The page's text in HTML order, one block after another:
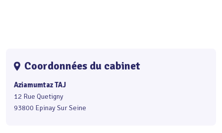
Coordonnées du cabinet
Aziamumtaz TAJ
12 Rue Quetigny
93800 Epinay Sur Seine